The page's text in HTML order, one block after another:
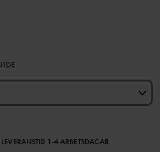
LEVERANSTID 1-4 ARBETSDAGAR